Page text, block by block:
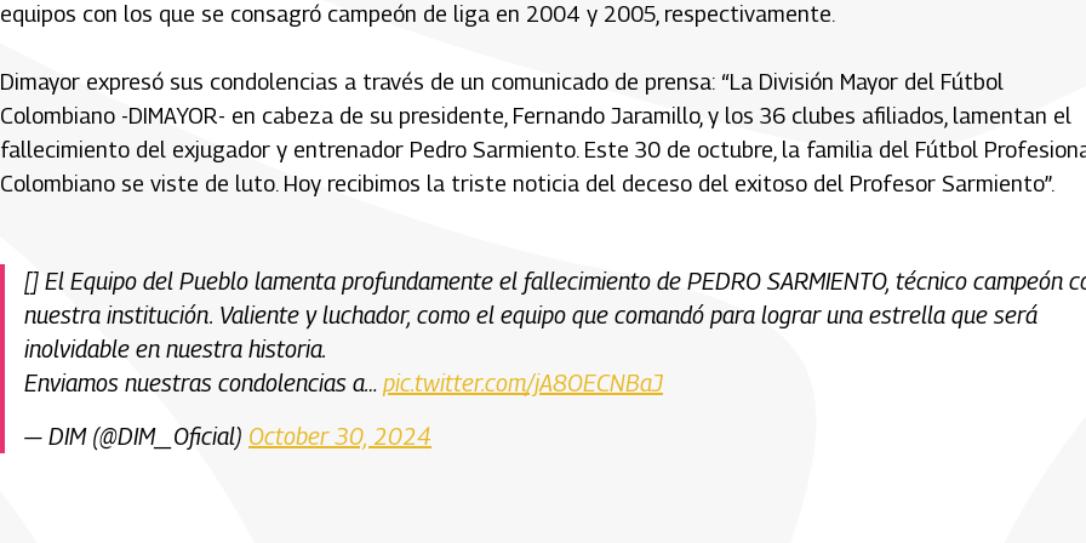
equipos con los que se consagró campeón de liga en 2004 y 2005, respectivamente.
Dimayor expresó sus condolencias a través de un comunicado de prensa: “La División Mayor del Fútbol
Colombiano -DIMAYOR- en cabeza de su presidente, Fernando Jaramillo, y los 36 clubes afiliados, lamentan el
fallecimiento del exjugador y entrenador Pedro Sarmiento. Este 30 de octubre, la familia del Fútbol
Colombiano se viste de luto. Hoy recibimos la triste noticia del deceso del exitoso del Profesor Sarmiento”.
[] El Equipo del Pueblo lamenta profundamente el fallecimiento de PEDRO SARMIENTO, técnico campeón
nuestra institución. Valiente y luchador, como el equipo que comandó para lograr una estrella que será
inolvidable en nuestra historia.
Enviamos nuestras condolencias a… pic.twitter.com/jA8OECNBaJ
— DIM (@DIM_Oficial) October 30, 2024